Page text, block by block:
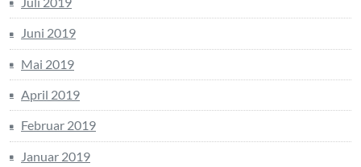
Juni 2019
Mai 2019
April 2019
Februar 2019
Januar 2019